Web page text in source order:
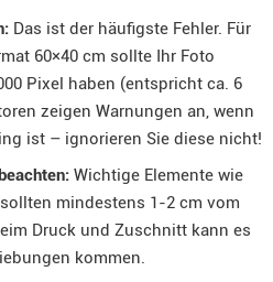
Das ist der häufigste Fehler. Für
60×40 cm sollte Ihr Foto
Pixel haben (entspricht ca. 6
zeigen Warnungen an, wenn
ist – ignorieren Sie diese nicht!
Wichtige Elemente wie
mindestens 1-2 cm vom
Druck und Zuschnitt kann es
kommen.